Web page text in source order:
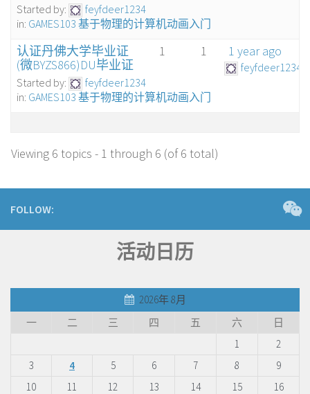
Started by:
feyfdeer1234
in: GAMES103 基于物理的计算机动画入门
认证丹佛大学毕业证
(微BYZS866)DU毕业证
Started by:
feyfdeer1234
in: GAMES103 基于物理的计算机动画入门
1 1 1 year ago
feyfdeer1234
Viewing 6 topics - 1 through 6 (of 6 total)
FOLLOW:
活动日历
2026年 8月
一
二 三 四 五 六
日
1
2
3
4 5 6 7 8
9
10
11 12 13 14 15
16